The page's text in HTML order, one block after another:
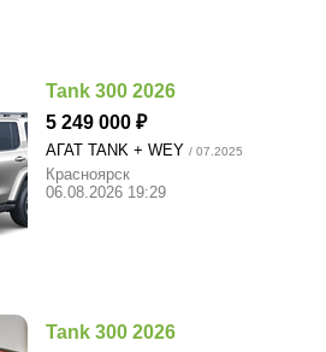
Tank 300 2026
5 249 000
АГАТ TANK + WEY / 07.2025
Красноярск
06.08.2026 19:29
Tank 300 2026